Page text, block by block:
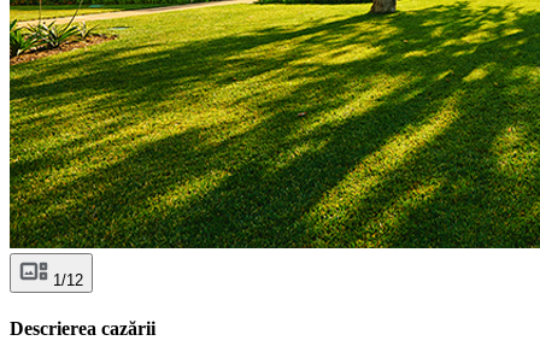
1/12
Descrierea cazării